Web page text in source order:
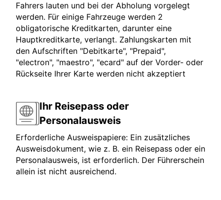
Fahrers lauten und bei der Abholung vorgelegt
werden. Für einige Fahrzeuge werden 2
obligatorische Kreditkarten, darunter eine
Hauptkreditkarte, verlangt. Zahlungskarten mit
den Aufschriften "Debitkarte", "Prepaid",
"electron", "maestro", "ecard" auf der Vorder- oder
Rückseite Ihrer Karte werden nicht akzeptiert
Ihr Reisepass oder
Personalausweis
Erforderliche Ausweispapiere: Ein zusätzliches
Ausweisdokument, wie z. B. ein Reisepass oder ein
Personalausweis, ist erforderlich. Der Führerschein
allein ist nicht ausreichend.